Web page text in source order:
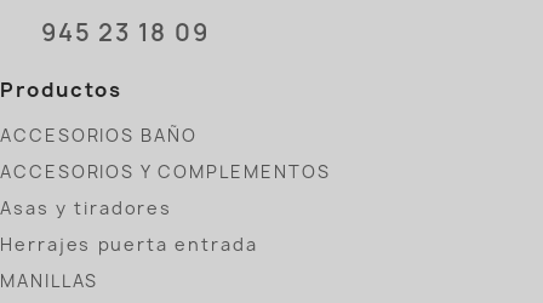
945 23 18 09
Productos
ACCESORIOS BAÑO
ACCESORIOS Y COMPLEMENTOS
Asas y tiradores
Herrajes puerta entrada
MANILLAS